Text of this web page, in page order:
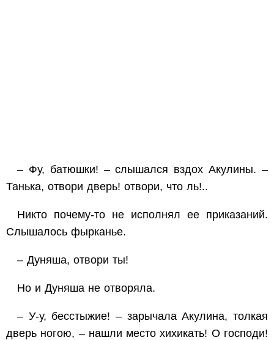
– Фу, батюшки! – слышался вздох Акулины. –
Танька, отвори дверь! отвори, что ль!..
Никто почему-то не исполнял ее приказаний.
Слышалось фырканье.
– Дуняша, отвори ты!
Но и Дуняша не отворяла.
– У-у, бесстыжие! – зарычала Акулина, толкая
дверь ногою, – нашли место хихикать! О господи!